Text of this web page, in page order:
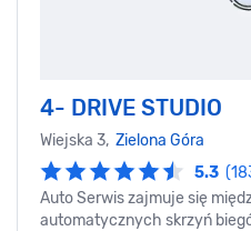
4- DRIVE STUDIO
Wiejska 3, Zielona Góra
5.3
Auto Serwis zajmuje się
automatycznych skrzyń